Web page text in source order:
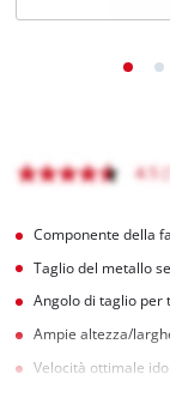
Componente della
Taglio del metallo
Angolo di taglio per
Ampie altezza/
Velocità ottimale